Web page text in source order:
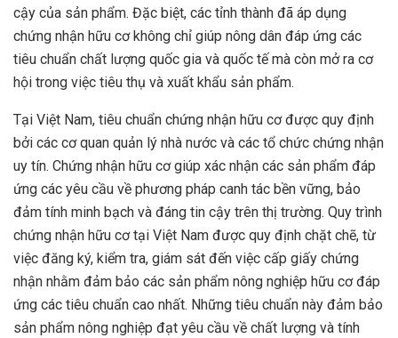
cậy của sản phẩm. Đặc biệt, các tỉnh thành đã áp dụng
chứng nhận hữu cơ không chỉ giúp nông dân đáp ứng các
tiêu chuẩn chất lượng quốc gia và quốc tế mà còn mở ra cơ
hội trong việc tiêu thụ và xuất khẩu sản phẩm.
Tại Việt Nam, tiêu chuẩn chứng nhận hữu cơ được quy định
bởi các cơ quan quản lý nhà nước và các tổ chức chứng nhận
uy tín. Chứng nhận hữu cơ giúp xác nhận các sản phẩm đáp
ứng các yêu cầu về phương pháp canh tác bền vững, bảo
đảm tính minh bạch và đáng tin cậy trên thị trường. Quy trình
chứng nhận hữu cơ tại Việt Nam được quy định chặt chẽ, từ
việc đăng ký, kiểm tra, giám sát đến việc cấp giấy chứng
nhận nhằm đảm bảo các sản phẩm nông nghiệp hữu cơ đáp
ứng các tiêu chuẩn cao nhất. Những tiêu chuẩn này đảm bảo
sản phẩm nông nghiệp đạt yêu cầu về chất lượng và tính